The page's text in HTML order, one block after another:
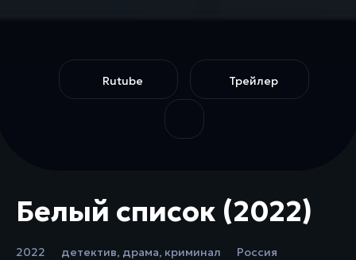
Rutube Трейлер
Белый список (2022)
2022 детектив, драма, криминал Россия